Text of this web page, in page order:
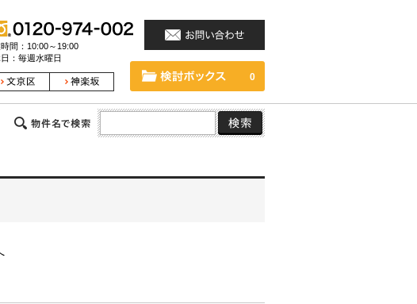
間：10:00～19:00
：毎週水曜日
0